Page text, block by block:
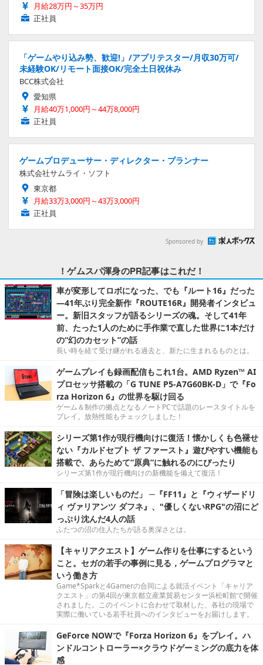
月給28万円～35万円
正社員
「ゲームやり込み勢、歓迎!」/アプリテスター/月収30万可/
未経験OK/リモート面接OK/完全土日祝休み
BCC株式会社
愛知県
月給40万1,000円～44万8,000円
正社員
ゲームプロデューサー・ディレクター・プランナー
株式会社サムライ・ソフト
東京都
月給33万3,000円～43万3,000円
正社員
Sponsored by
！ゲムスパ渾身のPR記事はこれだ！
車が変形してロボになった、でも『ルート16』だった
―41年ぶり完全新作『ROUTE16R』開発者インタビュ
ー。新旧スタッフが語るシリーズの魂。そして41年
前、たった1人のために手作業で直した世界に1本だけ
の“幻のカセット”の話
長い時を経て受け継がれる過去と、新たに生まれるものとは。
ゲームプレイも録画配信もこれ1台。AMD Ryzen™ AI
プロセッサ搭載の「G TUNE P5-A7G60BK-D」で『Fo
rza Horizon 6』の世界を駆け回る
ゲーム＆制作の拠点となるノートPCで話題のレースタイトルを
プレイ。放熱性能もチェックしました！
シリーズ第1作が現行機向けに復活！懐かしくも色褪せ
ない『カルドセプト ザ ファースト』遊びやすい機能も
搭載で、あらためて“原典”に触れるのにぴったり
シリーズ第1作が現行機向けの新機能を備えて復活！
「冒険は楽しいものだ」 ─『FF11』と『ウィザードリ
ィ ヴァリアンツ ダフネ』、"優しくないRPG"の沼にど
っぷり沈んだ4人の話
ふたつの沼の住人たちが語る奥深さとは。
【キャリアクエスト】ゲーム作りを仕事にするという
こと。セガの若手の事例に見る，ゲームプログラマと
いう働き方
Game*Sparkと4Gamerの合同による就活イベント「キャリア
クエスト」の第4回が東京都立産業貿易センター浜松町館で開催
されました。このイベントに合わせて取材した、各社の現場で
実際に働いている若手社員へのインタビューをお届けします。
GeForce NOWで『Forza Horizon 6』をプレイ。ハ
ンドルコントローラー×クラウドゲーミングの底力を体
感